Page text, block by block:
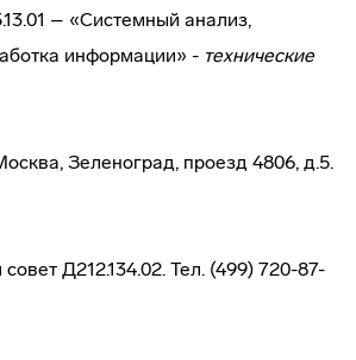
– «Системный анализ,
информации» - технические
Зеленоград, проезд 4806, д.5.
Д212.134.02. Тел. (499) 720-87-